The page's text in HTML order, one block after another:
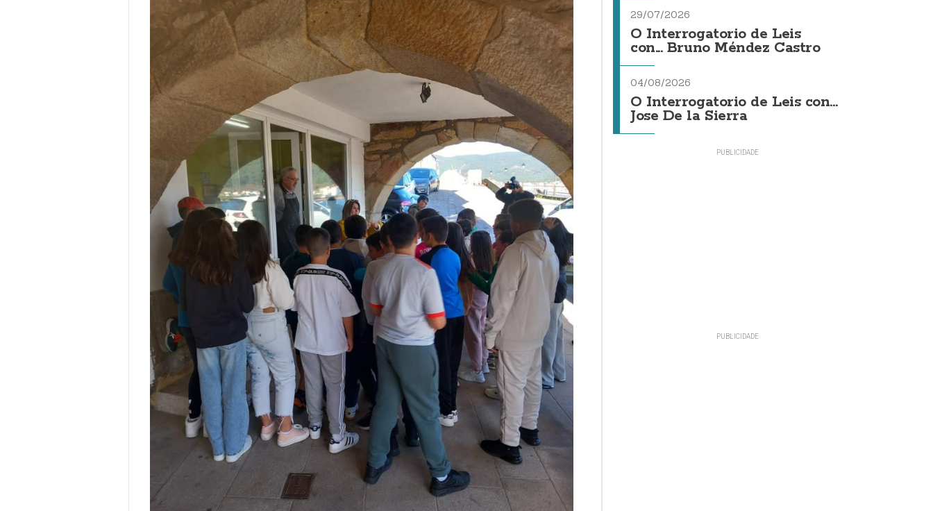
29/07/2026
O Interrogatorio de Leis
con... Bruno Méndez Castro
04/08/2026
O Interrogatorio de Leis con...
Jose De la Sierra